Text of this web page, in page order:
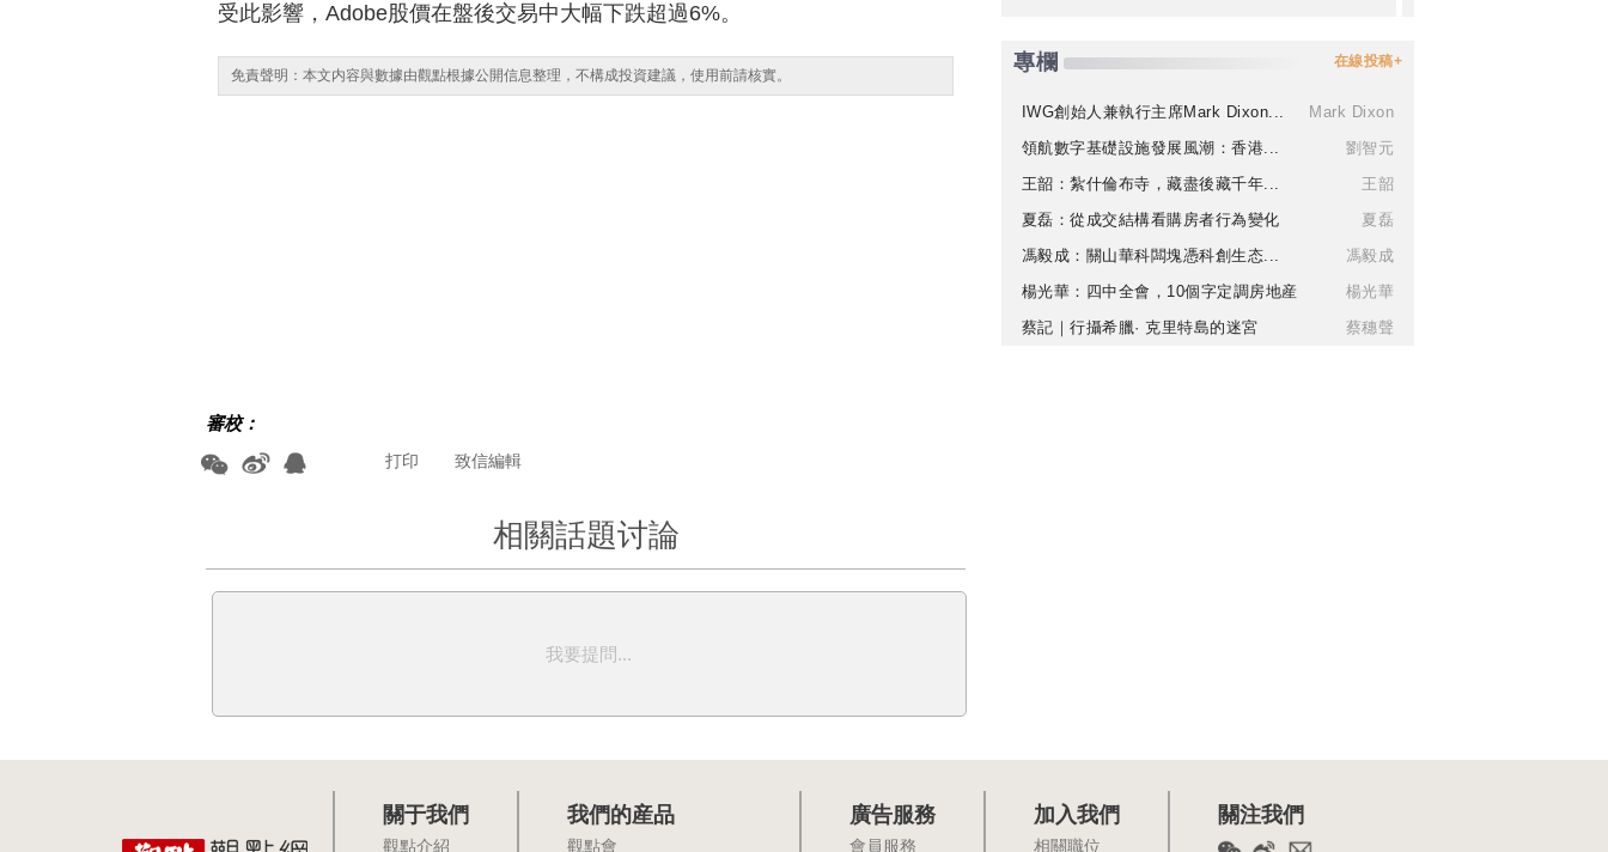
受此影響，Adobe股價在盤後交易中大幅下跌超過6%。
免責聲明：本文内容與數據由觀點根據公開信息整理，不構成投資建議，使用前請核實。
審校：
致信編輯
打印
相關話題讨論
我要提問...
專欄 在線投稿+
IWG創始人兼執行主席Mark Dixon...
Mark Dixon
領航數字基礎設施發展風潮：香港...
劉智元
王韶：紮什倫布寺，藏盡後藏千年...
王韶
夏磊：從成交結構看購房者行為變化
夏磊
馮毅成：關山華科闆塊憑科創生态...
馮毅成
楊光華：四中全會，10個字定調房地産
楊光華
蔡記｜行攝希臘· 克里特島的迷宮
蔡穗聲
關于我們
觀點介紹
我們的産品
觀點會
廣告服務
會員服務
加入我們
相關職位
關注我們